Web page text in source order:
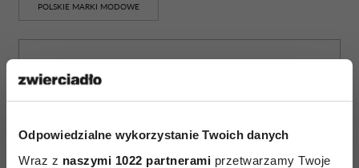
Odpowiedzialne wykorzystanie Twoich danych
Wraz z naszymi 1022 partnerami przetwarzamy Twoje
POLSKIE MARKI MODOWE